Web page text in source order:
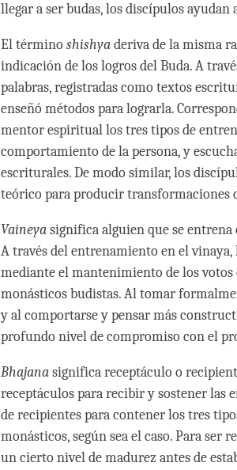
llegar a ser budas, los discípulos
El términoshishyaderiva de la misma
indicación de los logros del Buda. A
palabras, registradas como textos
enseñó métodos para lograrla.
mentor espiritual los tres tipos de
comportamiento de la persona, y
escriturales. De modo similar, los
teórico para producir transformaciones
Vaineyasignifica alguien que se entrena
A través del entrenamiento en el
mediante el mantenimiento de los
monásticos budistas. Al tomar
y al comportarse y pensar más
profundo nivel de compromiso con el
Bhajanasignifica receptáculo o
receptáculos para recibir y sostener las
de recipientes para contener los tres
monásticos, según sea el caso. Para ser
un cierto nivel de madurez antes de